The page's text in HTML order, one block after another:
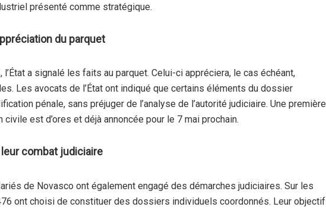
présenté comme stratégique.
du parquet
l’État a signalé les faits au parquet. Celui-ci appréciera, le cas échéant,
Les avocats de l’État ont indiqué que certains éléments du dossier
pénale, sans préjuger de l’analyse de l’autorité judiciaire. Une première
est d’ores et déjà annoncée pour le 7 mai prochain.
combat judiciaire
de Novasco ont également engagé des démarches judiciaires. Sur les
ont choisi de constituer des dossiers individuels coordonnés. Leur objectif